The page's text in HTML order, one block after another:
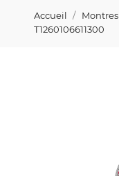
Accueil Montres
T1260106611300